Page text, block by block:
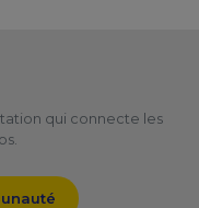
qui connecte les